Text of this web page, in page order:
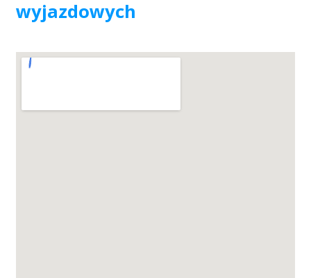
Krwiodawcy
Szpitale
wyjazdowych